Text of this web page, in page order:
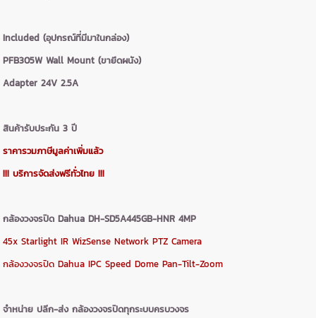
Included (อุปกรณ์ที่มีมาในกล่อง)
PFB305W Wall Mount (ขายึดผนัง)
Adapter 24V 2.5A
สินค้ารับประกัน 3 ปี
ราคารวมภาษีมูลค่าเพิ่มแล้ว
!!! บริการจัดส่งฟรีทั่วไทย !!!
กล้องวงจรปิด Dahua DH-SD5A445GB-HNR 4MP
45x Starlight IR WizSense Network PTZ Camera
กล้องวงจรปิด Dahua IPC Speed Dome Pan-Tilt-Zoom
จำหน่าย ปลีก-ส่ง กล้องวงจรปิดทุกระบบครบวงจร